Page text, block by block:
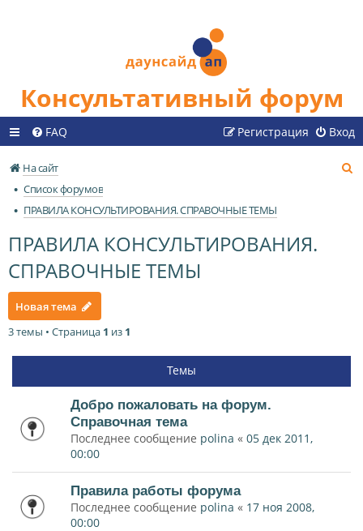
Консультативный форум
FAQ Вход
Регистрация
На сайт
Список форумов
ПРАВИЛА КОНСУЛЬТИРОВАНИЯ. СПРАВОЧНЫЕ ТЕМЫ
ПРАВИЛА КОНСУЛЬТИРОВАНИЯ.
СПРАВОЧНЫЕ ТЕМЫ
Новая тема
3 темы • Страница 1 из 1
Темы
Добро пожаловать на форум.
Справочная тема
Последнее сообщение polina « 05 дек 2011,
00:00
Правила работы форума
Последнее сообщение polina « 17 ноя 2008,
00:00